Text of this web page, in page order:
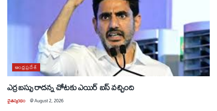
ఆంధ్రప్రదేశ్
ఎర్ర బస్సు రాదన్న చోటకు ఎయిర్ బస్ వచ్చింది
చైతన్యరధం @August 2, 2026